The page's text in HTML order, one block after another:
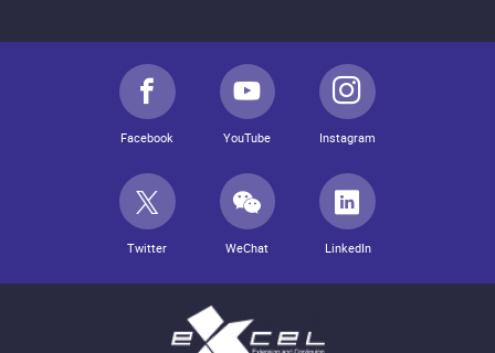
Facebook YouTube Instagram
Twitter WeChat LinkedIn